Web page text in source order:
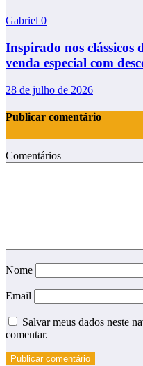
Gabriel 0
Inspirado nos clássicos
venda especial com
28 de julho de 2026
Publicar comentário
Comentários
Nome
Email
Salvar meus dados neste
comentar.